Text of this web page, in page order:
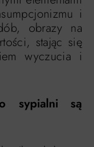
i
obrazy na
stając się
wyczucia i
sypialni są